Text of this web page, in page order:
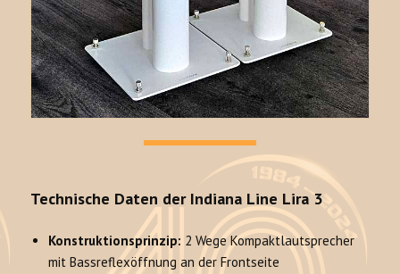
Technische Daten der Indiana Line Lira 3
Konstruktionsprinzip: 2 Wege Kompaktlautsprecher
mit Bassreflexöffnung an der Frontseite